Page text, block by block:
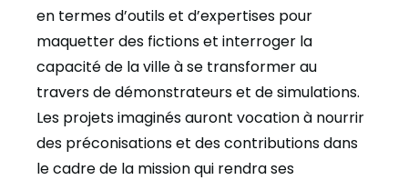
en termes d’outils et d’expertises pour
maquetter des fictions et interroger la
capacité de la ville à se transformer au
travers de démonstrateurs et de simulations.
Les projets imaginés auront vocation à nourrir
des préconisations et des contributions dans
le cadre de la mission qui rendra ses